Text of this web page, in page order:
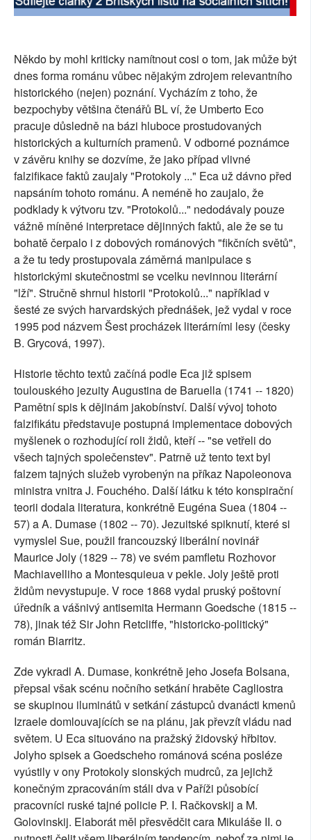
Někdo by mohl kriticky namítnout cosi o tom, jak může být
dnes forma románu vůbec nějakým zdrojem relevantního
historického (nejen) poznání. Vycházím z toho, že
bezpochyby většina čtenářů BL ví, že Umberto Eco
pracuje důsledně na bázi hluboce prostudovaných
historických a kulturních pramenů. V odborné poznámce
v závěru knihy se dozvíme, že jako případ vlivné
falzifikace faktů zaujaly "Protokoly ..." Eca už dávno před
napsáním tohoto románu. A neméně ho zaujalo, že
podklady k výtvoru tzv. "Protokolů..." nedodávaly pouze
vážně míněné interpretace dějinných faktů, ale že se tu
bohatě čerpalo i z dobových románových "fikčních světů",
a že tu tedy prostupovala záměrná manipulace s
historickými skutečnostmi se vcelku nevinnou literární
"lží". Stručně shrnul historii "Protokolů..." například v
šesté ze svých harvardských přednášek, jež vydal v roce
1995 pod názvem Šest procházek literárními lesy (česky
B. Grycová, 1997).
Historie těchto textů začíná podle Eca již spisem
toulouského jezuity Augustina de Baruella (1741 -- 1820)
Pamětní spis k dějinám jakobínství. Další vývoj tohoto
falzifikátu představuje postupná implementace dobových
myšlenek o rozhodující roli židů, kteří -- "se vetřeli do
všech tajných společenstev". Patrně už tento text byl
falzem tajných služeb vyrobenýn na příkaz Napoleonova
ministra vnitra J. Fouchého. Další látku k této konspirační
teorii dodala literatura, konkrétně Eugéna Suea (1804 --
57) a A. Dumase (1802 -- 70). Jezuitské spiknutí, které si
vymyslel Sue, použil francouzský liberální novinář
Maurice Joly (1829 -- 78) ve svém pamfletu Rozhovor
Machiavelliho a Montesquieua v pekle. Joly ještě proti
židům nevystupuje. V roce 1868 vydal pruský poštovní
úředník a vášnivý antisemita Hermann Goedsche (1815 --
78), jinak též Sir John Retcliffe, "historicko-politický"
román Biarritz.
Zde vykradl A. Dumase, konkrétně jeho Josefa Bolsana,
přepsal však scénu nočního setkání hraběte Cagliostra
se skupinou iluminátů v setkání zástupců dvanácti kmenů
Izraele domlouvajících se na plánu, jak převzít vládu nad
světem. U Eca situováno na pražský židovský hřbitov.
Jolyho spisek a Goedscheho románová scéna posléze
vyústily v ony Protokoly sionských mudrců, za jejichž
konečným zpracováním stáli dva v Paříži působící
pracovníci ruské tajné policie P. I. Račkovskij a M.
Golovinskij. Elaborát měl přesvědčit cara Mikuláše II. o